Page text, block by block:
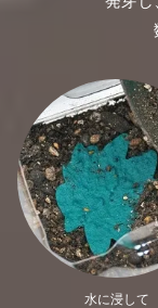
水に浸して